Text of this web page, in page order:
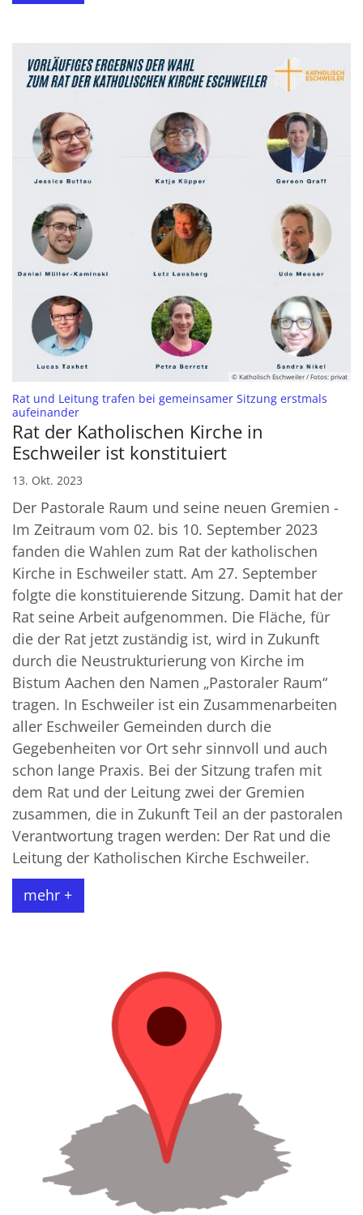
© Katholisch Eschweiler / Fotos: privat
Rat und Leitung trafen bei gemeinsamer Sitzung erstmals
aufeinander:
Rat der Katholischen Kirche in
Eschweiler ist konstituiert
13. Okt. 2023
Der Pastorale Raum und seine neuen Gremien -
Im Zeitraum vom 02. bis 10. September 2023
fanden die Wahlen zum Rat der katholischen
Kirche in Eschweiler statt. Am 27. September
folgte die konstituierende Sitzung. Damit hat der
Rat seine Arbeit aufgenommen. Die Fläche, für
die der Rat jetzt zuständig ist, wird in Zukunft
durch die Neustrukturierung von Kirche im
Bistum Aachen den Namen „Pastoraler Raum“
tragen. In Eschweiler ist ein Zusammenarbeiten
aller Eschweiler Gemeinden durch die
Gegebenheiten vor Ort sehr sinnvoll und auch
schon lange Praxis. Bei der Sitzung trafen mit
dem Rat und der Leitung zwei der Gremien
zusammen, die in Zukunft Teil an der pastoralen
Verantwortung tragen werden: Der Rat und die
Leitung der Katholischen Kirche Eschweiler.
mehr +